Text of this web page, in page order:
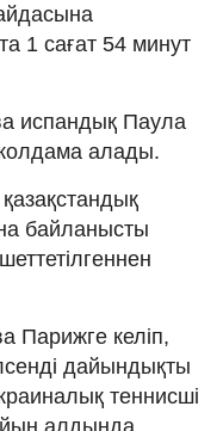
1 сағат 54 минут
испандық Паула
алады.
қазақстандық
байланысты
Парижге келіп,
дайындықты
теннисші
алдында